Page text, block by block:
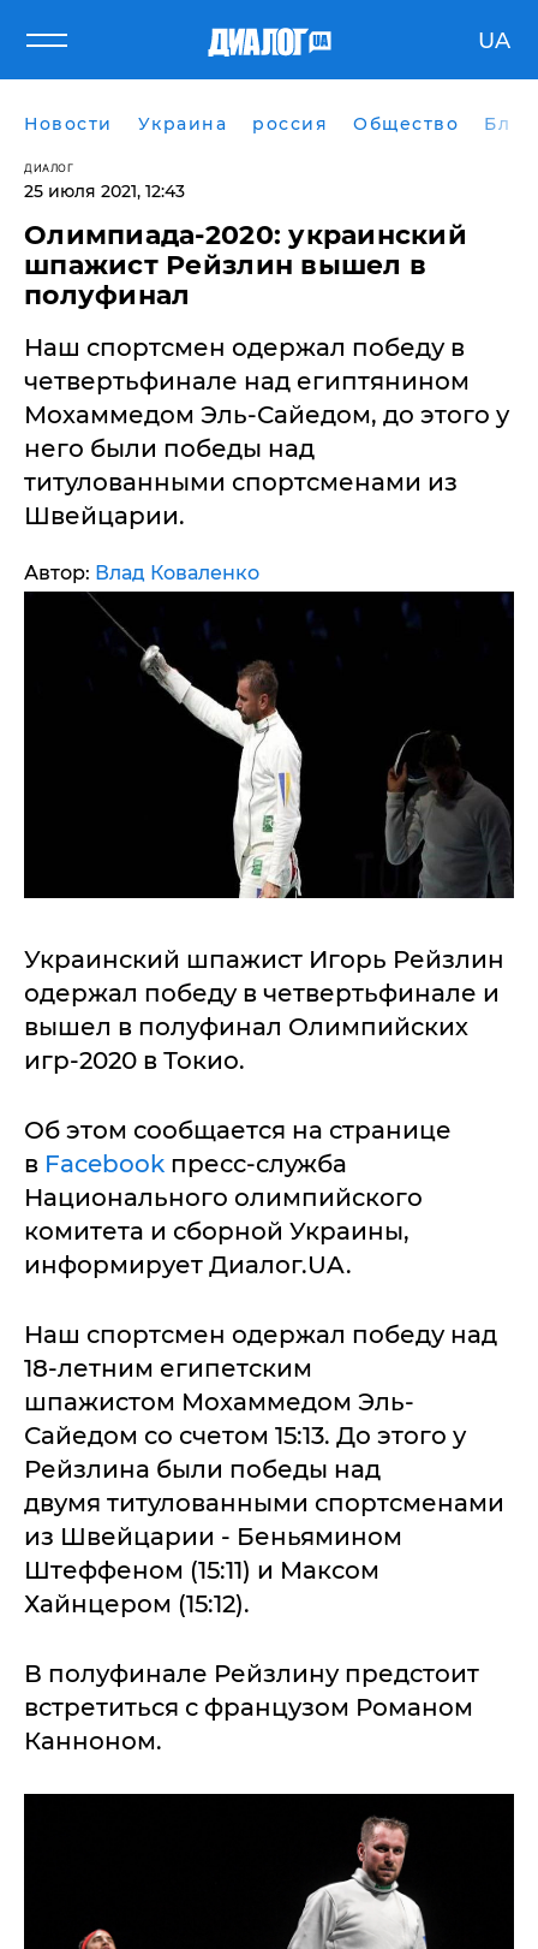
UA
Новости Украина россия Общество
ДИАЛОГ
25 июля 2021, 12:43
Олимпиада-2020: украинский
шпажист Рейзлин вышел в
полуфинал
Наш спортсмен одержал победу в
четвертьфинале над египтянином
Мохаммедом Эль-Сайедом, до этого у
него были победы над
титулованными спортсменами из
Швейцарии.
Автор: Влад Коваленко
Украинский шпажист Игорь Рейзлин
одержал победу в четвертьфинале и
вышел в полуфинал Олимпийских
игр-2020 в Токио.
Об этом сообщается на странице
в Facebook пресс-служба
Национального олимпийского
комитета и сборной Украины,
информирует Диалог.UA.
Наш спортсмен одержал победу над
18-летним египетским
шпажистом Мохаммедом Эль-
Сайедом со счетом 15:13. До этого у
Рейзлина были победы над
двумя титулованными спортсменами
из Швейцарии - Беньямином
Штеффеном (15:11) и Максом
Хайнцером (15:12).
В полуфинале Рейзлину предстоит
встретиться с французом Романом
Канноном.